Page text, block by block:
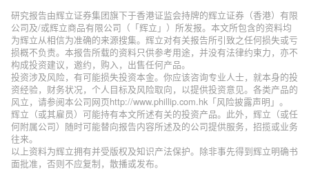
研究报告由辉立证券集团旗下于香港证监会持牌的辉立证券（香港）有限
公司及/或辉立商品有限公司（「辉立」）所发报。本文所包含的资料均
为辉立从相信为准确的来源搜集。辉立对有关报告所引致之任何损失或亏
损概不负责。本报告所载的资料只供参考用途，并没有法律约束力，亦不
构成投资建议，邀约，购入，出售任何产品。
投资涉及风险，有可能损失投资本金。你应该咨询专业人士，就本身的投
资经验，财务状况，个人目标及风险取向，以提供投资意见。各类产品的
风立，请参阅本公司网页http://www.phillip.com.hk「风险披露声明」。
辉立（或其雇员）可能持有本文所述有关的投资产品。此外，辉立（或任
何附属公司）随时可能替向报告内容所述及的公司提供服务，招揽或业务
往来。
以上资料为辉立拥有并受版权及知识产法保护。除非事先得到辉立明确书
面批准，否则不应复制，散播或发布。